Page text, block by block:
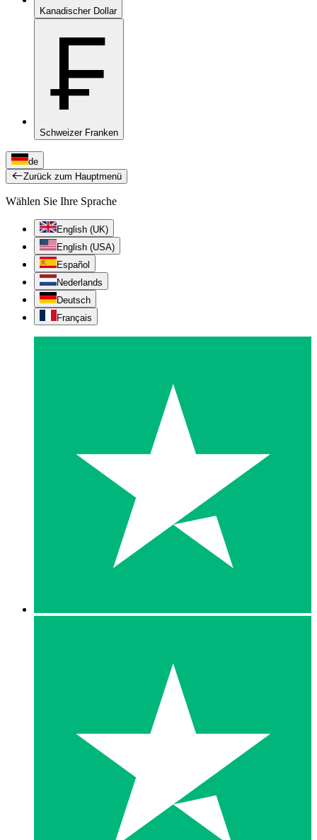
Kanadischer Dollar
₣
Schweizer Franken
de
Zurück zum Hauptmenü
Wählen Sie Ihre Sprache
English (UK)
English (USA)
Español
Nederlands
Deutsch
Français